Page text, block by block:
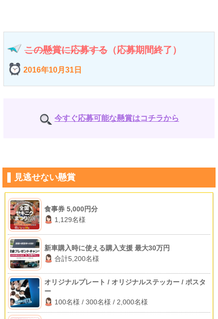
この懸賞に応募する （応募期間終了）
2016年10月31日
今すぐ応募可能な懸賞はコチラから
見逃せない懸賞
食事券 5,000円分
1,129名様
新車購入時に使える購入支援 最大30万円
合計5,200名様
オリジナルプレート / オリジナルステッカー / ポスタ
ー
100名様 / 300名様 / 2,000名様